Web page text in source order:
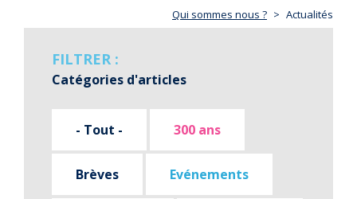
Qui sommes nous ? Actualités
FILTRER :
Catégories d'articles
- Tout - 300 ans
Brèves Evénements